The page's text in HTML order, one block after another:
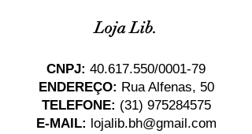
Loja Lib.
CNPJ: 40.617.550/0001-79
ENDEREÇO: Rua Alfenas, 50
TELEFONE: (31) 975284575
E-MAIL: lojalib.bh@gmail.com